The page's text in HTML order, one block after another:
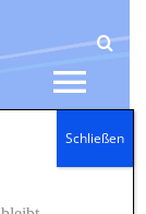
1:87
Schließen